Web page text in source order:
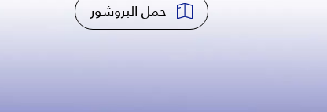
حمل البروشور